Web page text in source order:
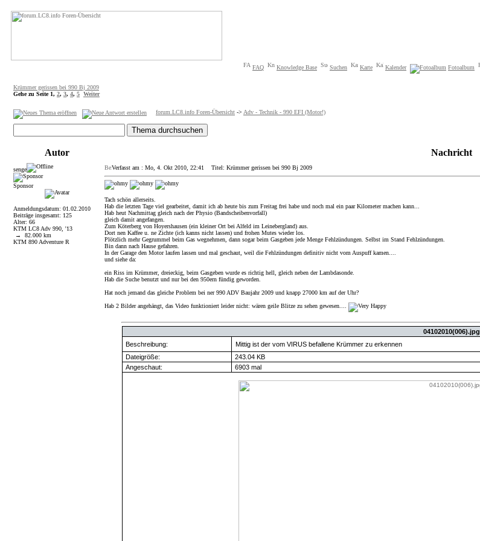
FAQ Knowledge Base Suchen Karte Kalender Fotoalbum
Krümmer gerissen bei 990 Bj 2009
Gehe zu Seite 1, 2, 3, 4, 5 Weiter
forum.LC8.info Foren-Übersicht -> Adv - Technik - 990 EFI (Motor!)
Autor Nachricht
senge
Sponsor
Anmeldungsdatum: 01.02.2010
Beiträge insgesamt: 125
Alter: 66
KTM LC8 Adv 990, '13
→ 82.000 km
KTM 890 Adventure R
Verfasst am : Mo, 4. Okt 2010, 22:41 Titel: Krümmer gerissen bei 990 Bj 2009
Tach schön allerseits.
Hab die letzten Tage viel gearbeitet, damit ich ab heute bis zum Freitag frei habe und noch mal ein paar Kilometer machen kann...
Hab heut Nachmittag gleich nach der Physio (Bandscheibenvorfall)
gleich damit angefangen.
Zum Köterberg von Hoyershausen (ein kleiner Ort bei Alfeld im Leinebergland) aus.
Dort nen Kaffee u. ne Zichte (ich kanns nicht lassen) und frohen Mutes wieder los.
Plötzlich mehr Gegrummel beim Gas wegnehmen, dann sogar beim Gasgeben jede Menge Fehlzündungen. Selbst im Stand Fehlzündungen.
Bin dann nach Hause gefahren.
In der Garage den Motor laufen lassen und mal geschaut, weil die Fehlzündungen definitiv nicht vom Auspuff kamen....
und siehe da:
ein Riss im Krümmer, dreieckig, beim Gasgeben wurde es richtig hell, gleich neben der Lambdasonde.
Hab die Suche benutzt und nur bei den 950ern fündig geworden.
Hat noch jemand das gleiche Problem bei ner 990 ADV Baujahr 2009 und knapp 27000 km auf der Uhr?
Hab 2 Bilder angehängt, das Video funktioniert leider nicht: wären geile Blitze zu sehen gewesen....
04102010(006).jpg
Beschreibung:
Mittig ist der vom VIRUS befallene Krümmer zu erkennen
Dateigröße:
243.04 KB
Angeschaut:
6903 mal